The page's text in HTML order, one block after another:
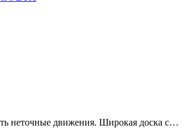
неточные движения. Широкая доска с…